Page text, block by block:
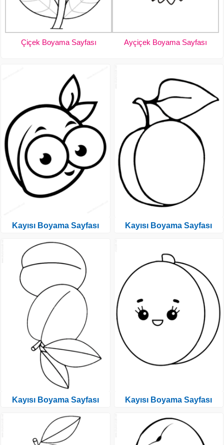
Çiçek Boyama Sayfası Ayçiçek Boyama Sayfası
Kayısı Boyama Sayfası
Kayısı Boyama Sayfası
Kayısı Boyama Sayfası
Kayısı Boyama Sayfası